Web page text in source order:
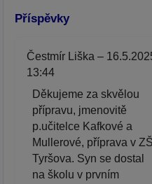
Příspěvky
Čestmír Liška –
13:44
Děkujeme za skvělou
přípravu, jmenovitě
p.učitelce Kafkové a
Mullerové, příprava v ZŠ
Tyršova. Syn se dostal
na školu v prvním